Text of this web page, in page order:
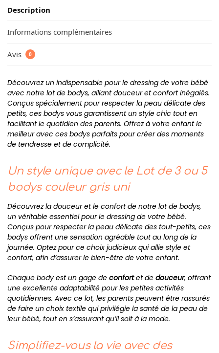
Description
Informations complémentaires
Avis 0
Découvrez un indispensable pour le dressing de votre bébé
avec notre lot de bodys, alliant douceur et confort inégalés.
Conçus spécialement pour respecter la peau délicate des
petits, ces bodys vous garantissent un style chic tout en
facilitant le quotidien des parents. Offrez à votre enfant le
meilleur avec ces bodys parfaits pour créer des moments
de tendresse et de complicité.
Un style unique avec le Lot de 3 ou 5
bodys couleur gris uni
Découvrez la douceur et le confort de notre lot de bodys,
un véritable essentiel pour le dressing de votre bébé.
Conçus pour respecter la peau délicate des tout-petits, ces
bodys offrent une sensation agréable tout au long de la
journée. Optez pour ce choix judicieux qui allie style et
confort, afin d’assurer le bien-être de votre enfant.
Chaque body est un gage de confortet de douceur, offrant
une excellente adaptabilité pour les petites activités
quotidiennes. Avec ce lot, les parents peuvent être rassurés
de faire un choix textile qui privilégie la santé de la peau de
leur bébé, tout en s’assurant qu’il soit à la mode.
Simplifiez-vous la vie avec des